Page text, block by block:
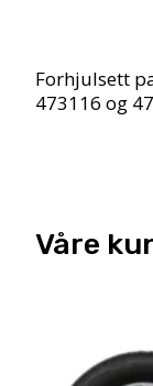
Forhjulsett
473116 og
Våre